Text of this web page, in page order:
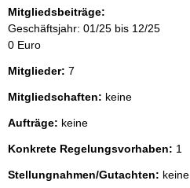
Mitgliedsbeiträge:
Geschäftsjahr: 01/25 bis 12/25
0 Euro
Mitglieder: 7
Mitgliedschaften: keine
Aufträge: keine
Konkrete Regelungsvorhaben: 1
Stellungnahmen/Gutachten: keine